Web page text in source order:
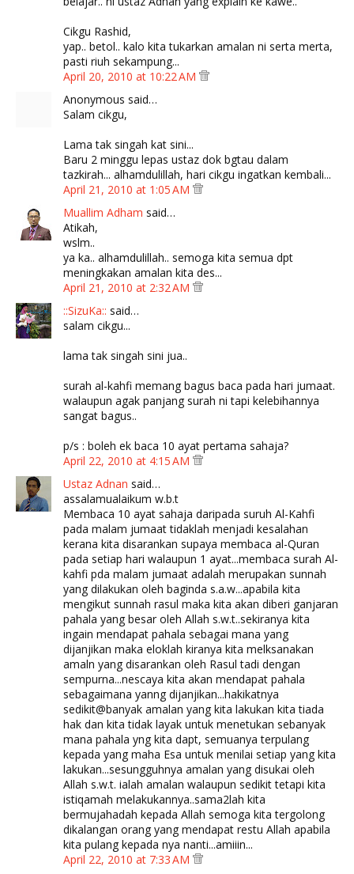
Cikgu Rashid,
yap.. betol.. kalo kita tukarkan amalan ni serta merta,
pasti riuh sekampung...
April 20, 2010 at 10:22 AM
Anonymous said…
Salam cikgu,
Lama tak singah kat sini...
Baru 2 minggu lepas ustaz dok bgtau dalam
tazkirah... alhamdulillah, hari cikgu ingatkan kembali...
April 21, 2010 at 1:05 AM
Muallim Adham said…
Atikah,
wslm..
ya ka.. alhamdulillah.. semoga kita semua dpt
meningkakan amalan kita des...
April 21, 2010 at 2:32 AM
::SizuKa:: said…
salam cikgu...
lama tak singah sini jua..
surah al-kahfi memang bagus baca pada hari jumaat.
walaupun agak panjang surah ni tapi kelebihannya
sangat bagus..
p/s : boleh ek baca 10 ayat pertama sahaja?
April 22, 2010 at 4:15 AM
Ustaz Adnan said…
assalamualaikum w.b.t
Membaca 10 ayat sahaja daripada suruh Al-Kahfi
pada malam jumaat tidaklah menjadi kesalahan
kerana kita disarankan supaya membaca al-Quran
pada setiap hari walaupun 1 ayat...membaca surah Al-
kahfi pda malam jumaat adalah merupakan sunnah
yang dilakukan oleh baginda s.a.w...apabila kita
mengikut sunnah rasul maka kita akan diberi ganjaran
pahala yang besar oleh Allah s.w.t..sekiranya kita
ingain mendapat pahala sebagai mana yang
dijanjikan maka eloklah kiranya kita melksanakan
amaln yang disarankan oleh Rasul tadi dengan
sempurna...nescaya kita akan mendapat pahala
sebagaimana yanng dijanjikan...hakikatnya
sedikit@banyak amalan yang kita lakukan kita tiada
hak dan kita tidak layak untuk menetukan sebanyak
mana pahala yng kita dapt, semuanya terpulang
kepada yang maha Esa untuk menilai setiap yang kita
lakukan...sesungguhnya amalan yang disukai oleh
Allah s.w.t. ialah amalan walaupun sedikit tetapi kita
istiqamah melakukannya..sama2lah kita
bermujahadah kepada Allah semoga kita tergolong
dikalangan orang yang mendapat restu Allah apabila
kita pulang kepada nya nanti...amiiin...
April 22, 2010 at 7:33 AM